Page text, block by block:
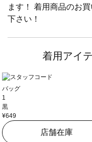
ます！ 着用商品のお
下さい！
着用アイ
バッグ
1
黒
¥649
店舗在庫